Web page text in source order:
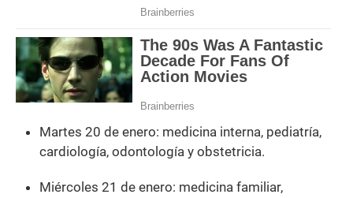
Martes 20 de enero: medicina interna, pediatría,
cardiología, odontología y obstetricia.
Miércoles 21 de enero: medicina familiar,